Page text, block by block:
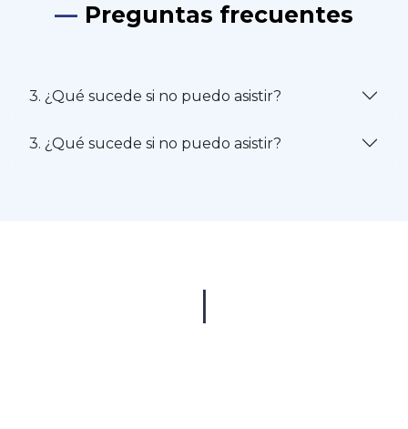
— Preguntas frecuentes
3. ¿Qué sucede si no puedo asistir?
3. ¿Qué sucede si no puedo asistir?
|